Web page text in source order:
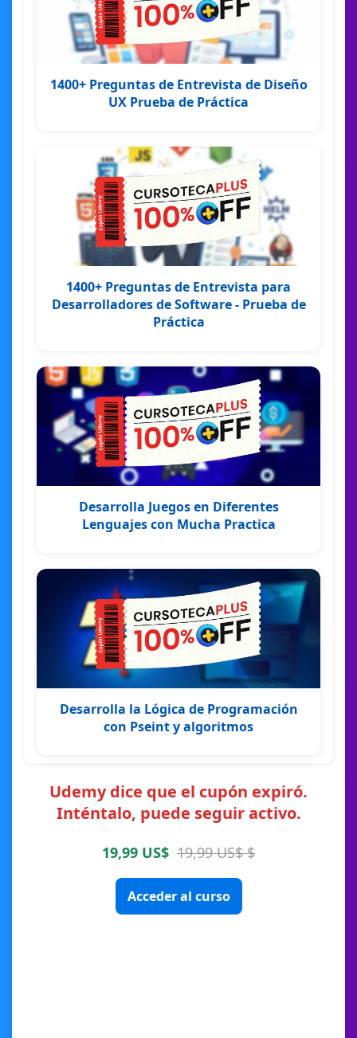
1400+ Preguntas de Entrevista de Diseño
UX Prueba de Práctica
1400+ Preguntas de Entrevista para
Desarrolladores de Software - Prueba de
Práctica
Desarrolla Juegos en Diferentes
Lenguajes con Mucha Practica
Desarrolla la Lógica de Programación
con Pseint y algoritmos
Udemy dice que el cupón expiró.
Inténtalo, puede seguir activo.
19,99 US$ 19,99 US$ $
Acceder al curso